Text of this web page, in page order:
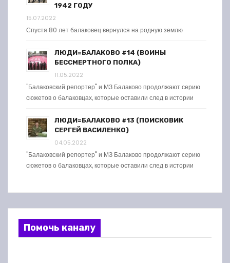
1942 ГОДУ
15.07.2022
Спустя 80 лет балаковец вернулся на родную землю
ЛЮДИ=БАЛАКОВО #14 (ВОИНЫ
БЕССМЕРТНОГО ПОЛКА)
11.05.2022
"Балаковский репортер" и МЗ Балаково продолжают серию
сюжетов о балаковцах, которые оставили след в истории
ЛЮДИ=БАЛАКОВО #13 (ПОИСКОВИК
СЕРГЕЙ ВАСИЛЕНКО)
04.05.2022
"Балаковский репортер" и МЗ Балаково продолжают серию
сюжетов о балаковцах, которые оставили след в истории
Помочь каналу